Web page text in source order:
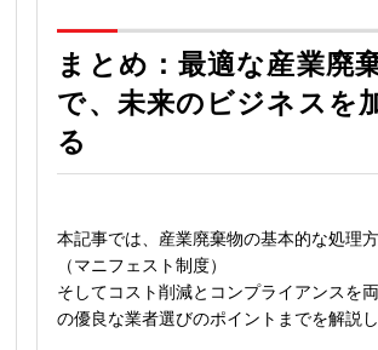
まとめ：最適な産業廃
で、未来のビジネスを
る
本記事では、産業廃棄物の基本的な処理
（マニフェスト制度）
そしてコスト削減とコンプライアンスを
の優良な業者選びのポイントまでを解説し